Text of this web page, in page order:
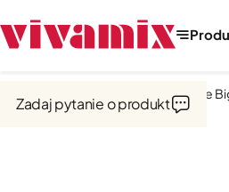
Kuchnie zewnętrzne
Zadaj pytanie o produkt